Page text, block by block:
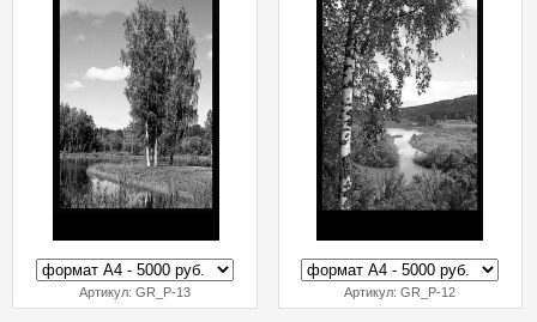
Артикул: GR_P-13 Артикул: GR_P-12